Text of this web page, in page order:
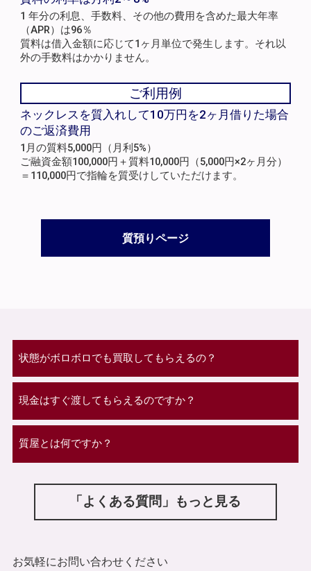
1 年分の利息、手数料、その他の費用を含めた最大年率
（APR）は96％
質料は借入金額に応じて1ヶ月単位で発生します。それ以
外の手数料はかかりません。
ご利用例
ネックレスを質入れして10万円を2ヶ月借りた場合
のご返済費用
1月の質料5,000円（月利5%）
ご融資金額100,000円＋質料10,000円（5,000円×2ヶ月分）
＝110,000円で指輪を質受けしていただけます。
質預りページ
状態がボロボロでも買取してもらえるの？
現金はすぐ渡してもらえるのですか？
質屋とは何ですか？
「よくある質問」もっと見る
お気軽にお問い合わせください